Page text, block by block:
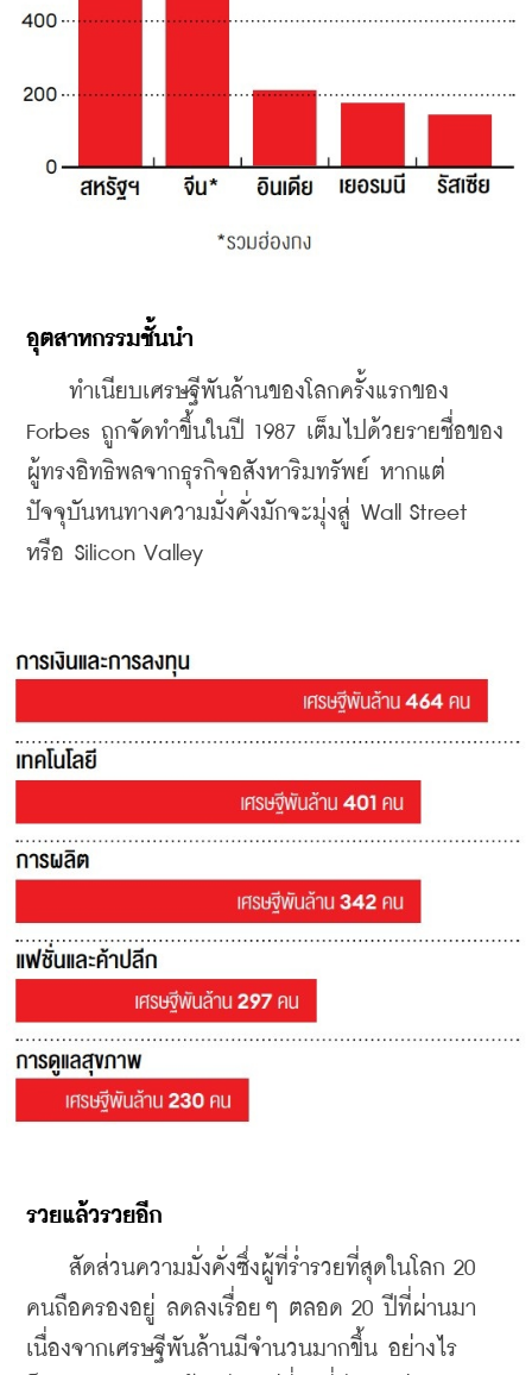
อุตสาหกรรมชั้นนำ
ทำเนียบเศรษฐีพันล้านของโลกครั้งแรกของ
Forbes ถูกจัดทำขึ้นในปี 1987 เต็มไปด้วยรายชื่อของ
ผู้ทรงอิทธิพลจากธุรกิจอสังหาริมทรัพย์ หากแต่
ปัจจุบันหนทางความมั่งคั่งมักจะมุ่งสู่ Wall Street
หรือ Silicon Valley
รวยแล้วรวยอีก
สัดส่วนความมั่งคั่งซึ่งผู้ที่ร่ำรวยที่สุดในโลก 20
คนถือครองอยู่ ลดลงเรื่อยๆ ตลอด 20 ปีที่ผ่านมา
เนื่องจากเศรษฐีพันล้านมีจำนวนมากขึ้น อย่างไร